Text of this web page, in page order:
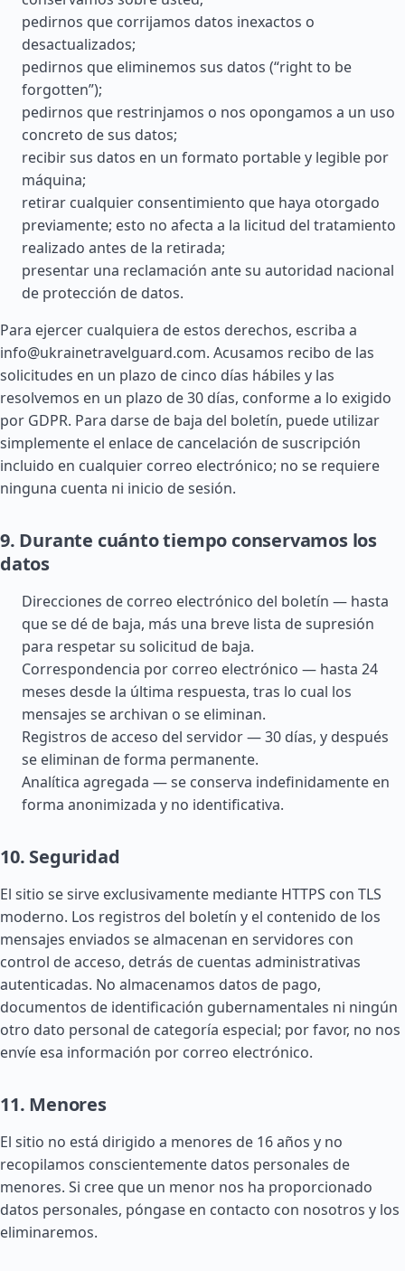
pedirnos que corrijamos datos inexactos o
desactualizados;
pedirnos que eliminemos sus datos (“right to be
forgotten”);
pedirnos que restrinjamos o nos opongamos a un uso
concreto de sus datos;
recibir sus datos en un formato portable y legible por
máquina;
retirar cualquier consentimiento que haya otorgado
previamente; esto no afecta a la licitud del tratamiento
realizado antes de la retirada;
presentar una reclamación ante su autoridad nacional
de protección de datos.
Para ejercer cualquiera de estos derechos, escriba a
info@ukrainetravelguard.com. Acusamos recibo de las
solicitudes en un plazo de cinco días hábiles y las
resolvemos en un plazo de 30 días, conforme a lo exigido
por GDPR. Para darse de baja del boletín, puede utilizar
simplemente el enlace de cancelación de suscripción
incluido en cualquier correo electrónico; no se requiere
ninguna cuenta ni inicio de sesión.
9. Durante cuánto tiempo conservamos los
datos
Direcciones de correo electrónico del boletín — hasta
que se dé de baja, más una breve lista de supresión
para respetar su solicitud de baja.
Correspondencia por correo electrónico — hasta 24
meses desde la última respuesta, tras lo cual los
mensajes se archivan o se eliminan.
Registros de acceso del servidor — 30 días, y después
se eliminan de forma permanente.
Analítica agregada — se conserva indefinidamente en
forma anonimizada y no identificativa.
10. Seguridad
El sitio se sirve exclusivamente mediante HTTPS con TLS
moderno. Los registros del boletín y el contenido de los
mensajes enviados se almacenan en servidores con
control de acceso, detrás de cuentas administrativas
autenticadas. No almacenamos datos de pago,
documentos de identificación gubernamentales ni ningún
otro dato personal de categoría especial; por favor, no nos
envíe esa información por correo electrónico.
11. Menores
El sitio no está dirigido a menores de 16 años y no
recopilamos conscientemente datos personales de
menores. Si cree que un menor nos ha proporcionado
datos personales, póngase en contacto con nosotros y los
eliminaremos.